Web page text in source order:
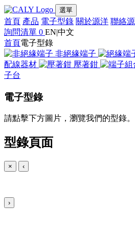
選單
首頁 產品 電子型錄 關於源洋 聯絡
詢問清單 0 EN|中文
首頁電子型錄
非絕緣端子
配線器材
壓著鉗
子台
電子型錄
請點擊下方圖片，瀏覽我們的型錄。
型錄頁面
× ‹
›